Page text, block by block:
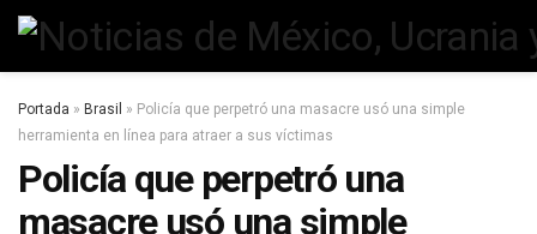
Portada » Brasil » Policía que perpetró una masacre usó una simple
herramienta en línea para atraer a sus víctimas
Policía que perpetró una
masacre usó una simple